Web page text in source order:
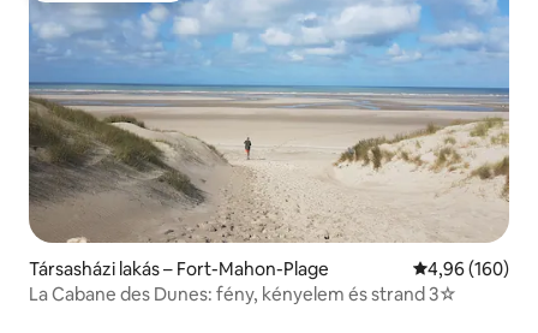
Társasházi lakás – Fort-Mahon-Plage Átlagos
4,96 (160)
La Cabane des Dunes: fény, kényelem és strand 3☆